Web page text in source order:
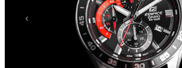
Swiss Military Hanowa (164)
Timberland (469)
Timex (674)